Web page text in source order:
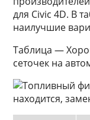
для Civic 4D. В
наилучшие
Таблица —
сеточек на